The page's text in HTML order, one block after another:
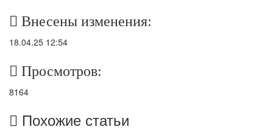
Внесены изменения:
18.04.25 12:54
Просмотров:
8164
Похожие статьи